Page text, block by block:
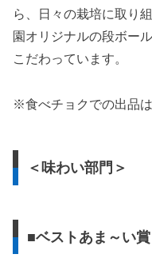
ら、日々の栽培に取り
園オリジナルの段ボー
こだわっています。
※食べチョクでの出品は
＜味わい部門＞
■ベストあま～い賞